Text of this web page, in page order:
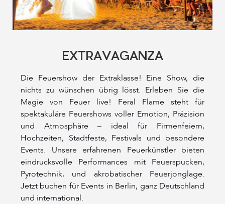
EXTRAVAGANZA
Die Feuershow der Extraklasse! Eine Show, die
nichts zu wünschen übrig lösst. Erleben Sie die
Magie von Feuer live! Feral Flame steht für
spektakuläre Feuershows voller Emotion, Präzision
und Atmosphäre – ideal für Firmenfeiern,
Hochzeiten, Stadtfeste, Festivals und besondere
Events. Unsere erfahrenen Feuerkünstler bieten
eindrucksvolle Performances mit Feuerspucken,
Pyrotechnik, und akrobatischer Feuerjonglage.
Jetzt buchen für Events in Berlin, ganz Deutschland
und international.